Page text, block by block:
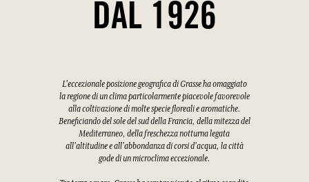
DAL 1926
L'eccezionale posizione geografica di Grasse ha omaggiato
la regione di un clima particolarmente piacevole favorevole
alla coltivazione di molte specie floreali e aromatiche.
Beneficiando del sole del sud della Francia, della mitezza del
Mediterraneo, della freschezza notturna legata
all'altitudine e all'abbondanza di corsi d'acqua, la città
gode di un microclima eccezionale.